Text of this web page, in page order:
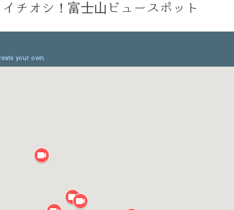
イチオシ！富士山ビュースポット